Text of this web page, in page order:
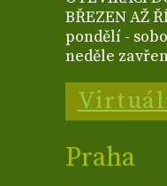
BŘEZEN AŽ
pondělí -
neděle
Praha